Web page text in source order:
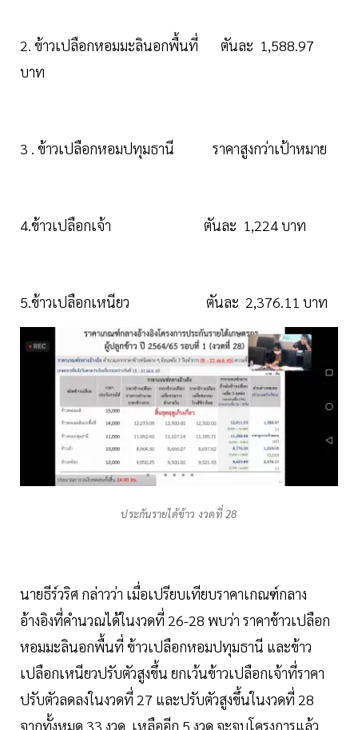
2. ข้าวเปลือกหอมมะลินอกพื้นที่ ตันละ 1,588.97
บาท
3 . ข้าวเปลือกหอมปทุมธานี ราคาสูงกว่าเป้าหมาย
4.ข้าวเปลือกเจ้า ตันละ 1,224 บาท
5.ข้าวเปลือกเหนียว ตันละ 2,376.11 บาท
ประกันรายได้ข้าว งวดที่ 28
นายธีร์วริศ กล่าวว่า เมื่อเปรียบเทียบราคาเกณฑ์กลาง
อ้างอิงที่คำนวณได้ในงวดที่ 26-28 พบว่า ราคาข้าวเปลือก
หอมมะลินอกพื้นที่ ข้าวเปลือกหอมปทุมธานี และข้าว
เปลือกเหนียวปรับตัวสูงขึ้น ยกเว้นข้าวเปลือกเจ้าที่ราคา
ปรับตัวลดลงในงวดที่ 27 และปรับตัวสูงขึ้นในงวดที่ 28
จากทั้งหมด 33 งวด เหลืออีก 5 งวด จะจบโครงการแล้ว